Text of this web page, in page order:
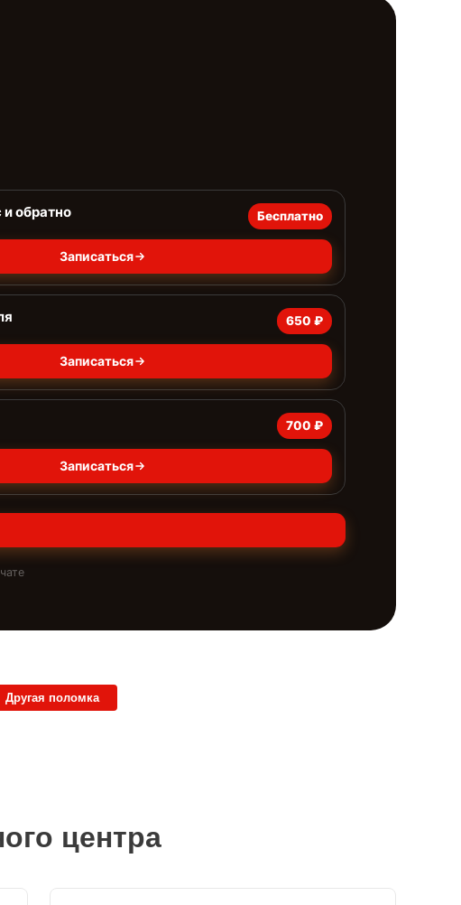
обратно Бесплатно
Записаться
650 ₽
Записаться
700 ₽
Записаться
Другая поломка
центра